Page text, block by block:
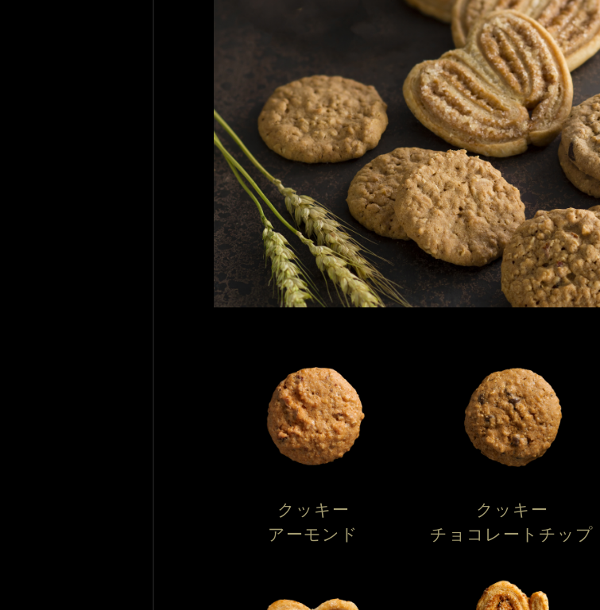
クッキー
アーモンド
クッキー
チョコレートチップ